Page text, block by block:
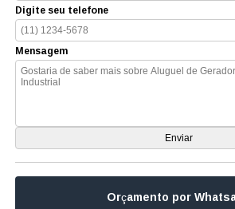
Digite seu telefone
Mensagem
Orçamento por